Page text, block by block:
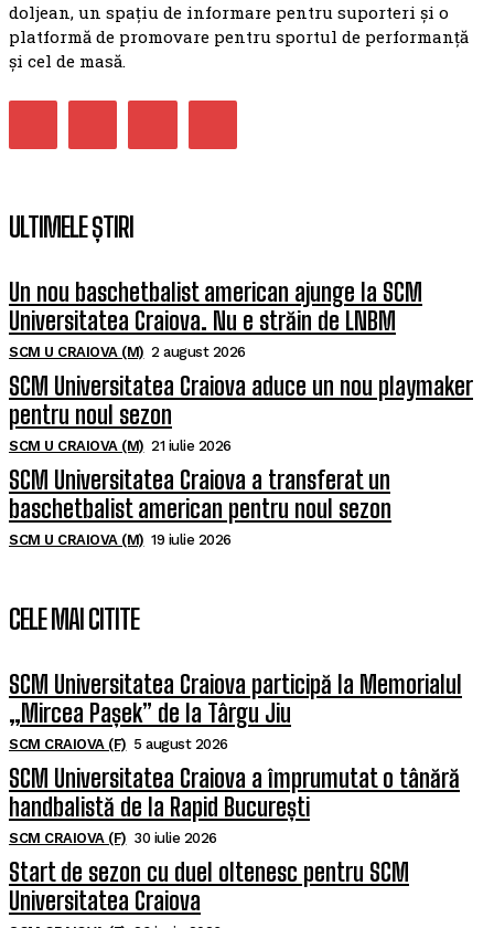
doljean, un spațiu de informare pentru suporteri și o
platformă de promovare pentru sportul de performanță
și cel de masă.
ULTIMELE ȘTIRI
Un nou baschetbalist american ajunge la SCM
Universitatea Craiova. Nu e străin de LNBM
SCM U CRAIOVA (M) 2 august 2026
SCM Universitatea Craiova aduce un nou playmaker
pentru noul sezon
SCM U CRAIOVA (M) 21 iulie 2026
SCM Universitatea Craiova a transferat un
baschetbalist american pentru noul sezon
SCM U CRAIOVA (M) 19 iulie 2026
CELE MAI CITITE
SCM Universitatea Craiova participă la Memorialul
„Mircea Pașek” de la Târgu Jiu
SCM CRAIOVA (F) 5 august 2026
SCM Universitatea Craiova a împrumutat o tânără
handbalistă de la Rapid București
SCM CRAIOVA (F) 30 iulie 2026
Start de sezon cu duel oltenesc pentru SCM
Universitatea Craiova